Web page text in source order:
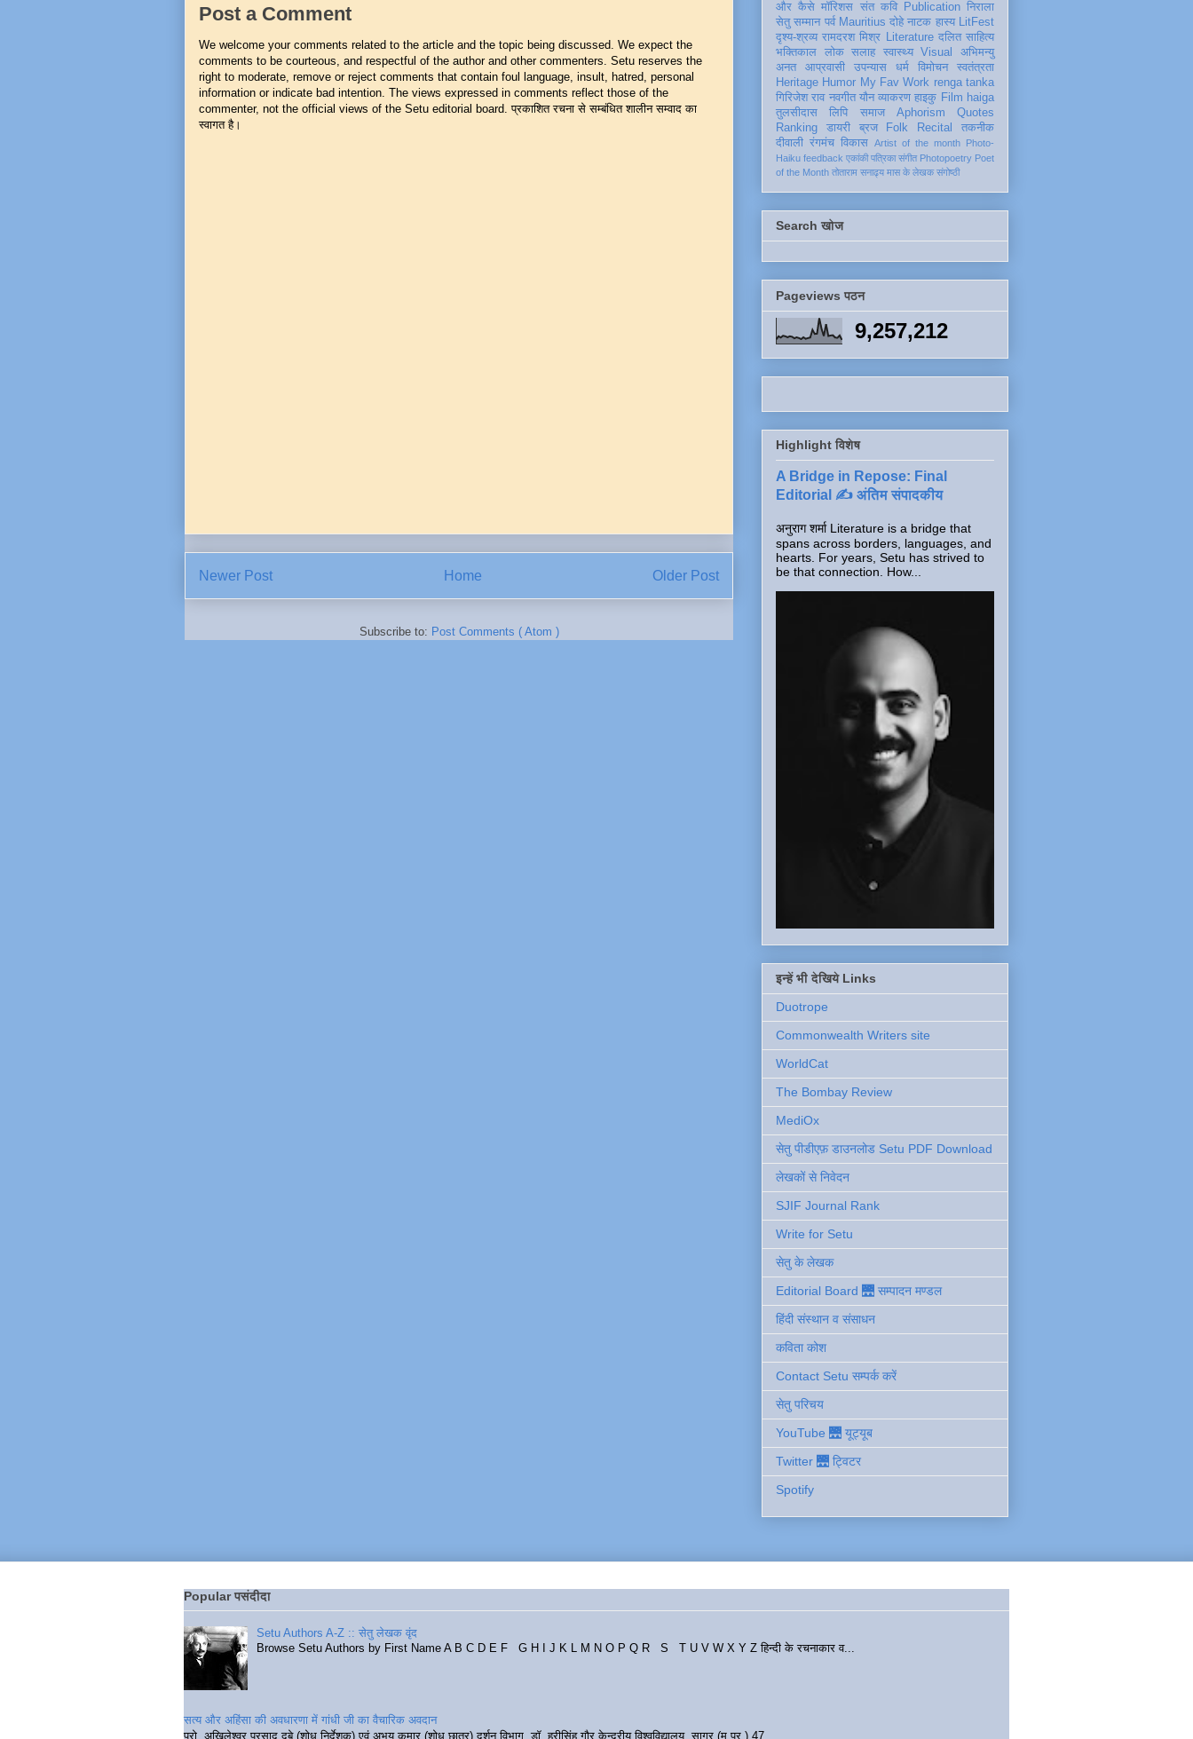
Post a Comment
We welcome your comments related to the article and the topic being discussed. We expect the
comments to be courteous, and respectful of the author and other commenters. Setu reserves the
right to moderate, remove or reject comments that contain foul language, insult, hatred, personal
information or indicate bad intention. The views expressed in comments reflect those of the
commenter, not the official views of the Setu editorial board. प्रकाशित रचना से सम्बंधित शालीन सम्वाद का
स्वागत है।
Newer Post Older Post
Home
Subscribe to: Post Comments ( Atom )
और कैसे मॉरिशस संत कवि Publication निराला
सेतु सम्मान पर्व Mauritius दोहे नाटक हास्य LitFest
दृश्य-श्रव्य रामदरश मिश्र Literature दलित साहित्य
भक्तिकाल
लोक सलाह स्वास्थ्य Visual
अभिमन्यु
अनत
आप्रवासी उपन्यास धर्म विमोचन
स्वतंत्रता
Heritage Humor My Fav Work renga tanka
गिरिजेश राव नवगीत यौन व्याकरण हाइकु Film haiga
तुलसीदास
लिपि समाज Aphorism
Quotes
Ranking
डायरी ब्रज Folk Recital
तकनीक
दीवाली रंगमंच विकास Artist of the month Photo-
Haiku feedback एकांकी पत्रिका संगीत Photopoetry Poet
of the Month तोताराम सनाढ्य मास के लेखक संगोष्ठी
Search खोज
Pageviews पठन
9,257,212
Highlight विशेष
A Bridge in Repose: Final
Editorial ✍️ अंतिम संपादकीय
अनुराग शर्मा Literature is a bridge that
spans across borders, languages, and
hearts. For years, Setu has strived to
be that connection. How...
इन्हें भी देखिये Links
Duotrope
Commonwealth Writers site
WorldCat
The Bombay Review
MediOx
सेतु पीडीएफ़ डाउनलोड Setu PDF Download
लेखकों से निवेदन
SJIF Journal Rank
Write for Setu
सेतु के लेखक
Editorial Board 🌉 सम्पादन मण्डल
हिंदी संस्थान व संसाधन
कविता कोश
Contact Setu सम्पर्क करें
सेतु परिचय
YouTube 🌉 यूट्यूब
Twitter 🌉 ट्विटर
Spotify
Popular पसंदीदा
Setu Authors A-Z :: सेतु लेखक वृंद
Browse Setu Authors by First Name A B C D E F G H I J K L M N O P Q R S T U V W X Y Z हिन्दी के रचनाकार व...
सत्य और अहिंसा की अवधारणा में गांधी जी का वैचारिक अवदान
प्रो. अखिलेश्वर प्रसाद दुबे (शोध निर्देशक) एवं अभय कुमार (शोध छात्र) दर्शन विभाग, डॉ. हरीसिंह गौर केन्द्रीय विश्वविद्यालय, सागर (म.प्र.) 47...